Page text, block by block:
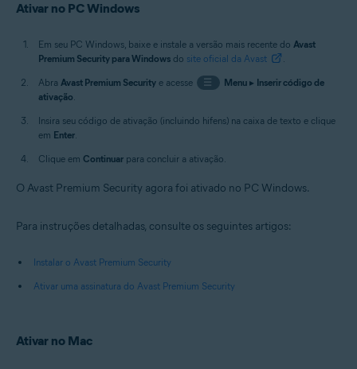
Ativar no PC Windows
Em seu PC Windows, baixe e instale a versão mais recente do Avast
Premium Security para Windows do site oficial da Avast
.
Abra Avast Premium Security e acesse ☰ Menu▸ Inserir código de
ativação.
Insira seu código de ativação (incluindo hifens) na caixa de texto e clique
em Enter.
Clique em Continuar para concluir a ativação.
O Avast Premium Security agora foi ativado no PC Windows.
Para instruções detalhadas, consulte os seguintes artigos:
Instalar o Avast Premium Security
Ativar uma assinatura do Avast Premium Security
Ativar no Mac